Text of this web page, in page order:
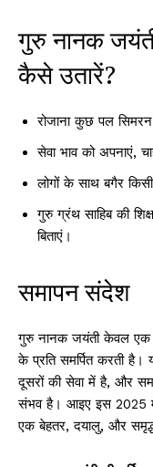
गुरु नानक
कैसे उतारें?
रोजाना कुछ पल
सेवा भाव को अपनाएं,
लोगों के साथ बगैर
गुरु ग्रंथ साहिब की
बिताएं।
समापन संदेश
गुरु नानक जयंती केवल एक
के प्रति समर्पित करती है।
दूसरों की सेवा में है, और
संभव है। आइए इस 2025
एक बेहतर, दयालु, और